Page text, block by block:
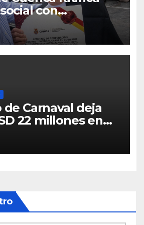
con
e instituciones
de Carnaval deja
22 millones en
un récord de
Cuenca